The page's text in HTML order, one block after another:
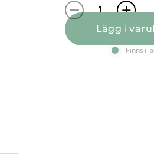
Oxel
Lägg i
Finns i